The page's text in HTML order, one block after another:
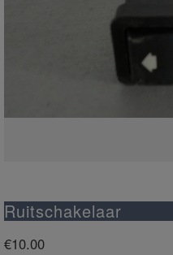
Ruitschakelaar
€10.00